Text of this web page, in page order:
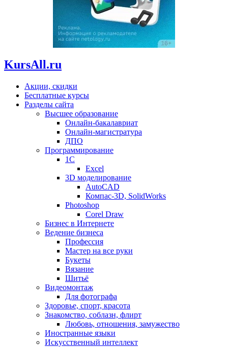
KursAll.ru
Акции, скидки
Бесплатные курсы
Разделы сайта
Высшее образование
Онлайн-бакалавриат
Онлайн-магистратура
ДПО
Программирование
1С
Excel
3D моделирование
AutoCAD
Компас-3D, SolidWorks
Photoshop
Corel Draw
Бизнес в Интернете
Ведение бизнеса
Профессия
Мастер на все руки
Букеты
Вязание
Шитьё
Видеомонтаж
Для фотографа
Здоровье, спорт, красота
Знакомство, соблазн, флирт
Любовь, отношения, замужество
Иностранные языки
Искусственный интеллект